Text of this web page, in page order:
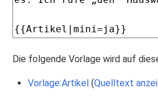
Die folgende Vorlage wird auf
Vorlage:Artikel(Quelltext